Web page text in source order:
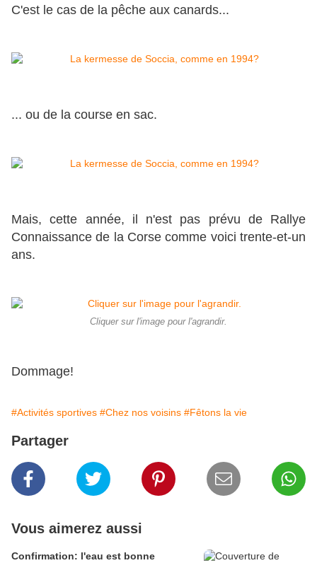
C'est le cas de la pêche aux canards...
... ou de la course en sac.
Mais, cette année, il n'est pas prévu de Rallye
Connaissance de la Corse comme voici trente-et-un
ans.
Cliquer sur l'image pour l'agrandir.
Dommage!
#Activités sportives #Chez nos voisins #Fêtons la vie
Partager
Vous aimerez aussi
Confirmation: l'eau est bonne